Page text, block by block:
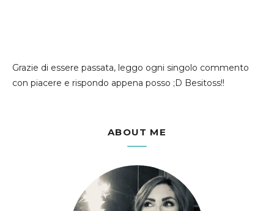
Grazie di essere passata, leggo ogni singolo commento
con piacere e rispondo appena posso ;D Besitoss!!
ABOUT ME